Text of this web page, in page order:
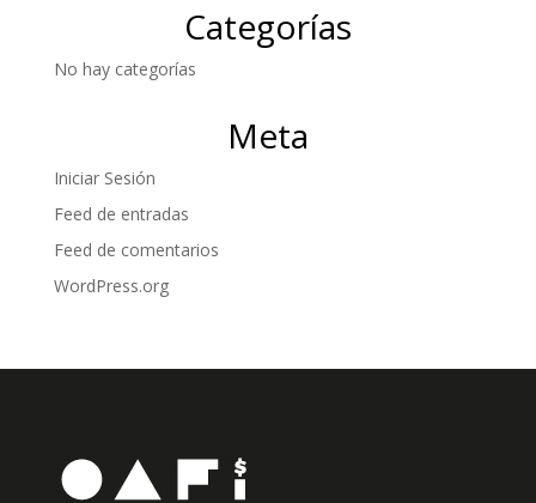
Categorías
No hay categorías
Meta
Iniciar Sesión
Feed de entradas
Feed de comentarios
WordPress.org